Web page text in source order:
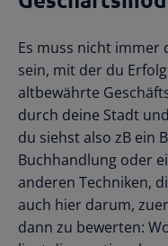
Es muss nicht immer
sein, mit der du
altbewährte
durch deine Stadt
du siehst also zB ein
Buchhandlung oder
anderen Techniken,
auch hier darum,
dann zu bewerten: